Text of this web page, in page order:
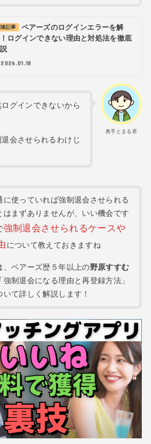
連記事
ペアーズのログインエラーを解
ログインできない理由と対処法を徹底
2026.01.18
奥手とまる君
グインできないから
会させられるわけじ
に使っていれば強制退会させられる
はまずありませんが、いい機会です
強制退会させられるケースや
について教えておきますね
、ペアーズ歴５年以上の野原すすむ
強制退会になる理由と再登録方法」
いて詳しく解説します！